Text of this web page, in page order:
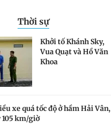
Thời sự
Khởi tố Khánh Sky,
Vua Quạt và Hồ Văn
Khoa
xe quá tốc độ ở hầm Hải Vân,
105 km/giờ